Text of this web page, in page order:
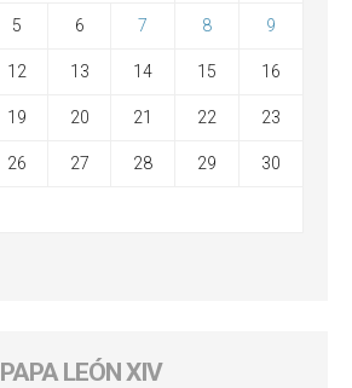
5 6 7 8 9
12 13 14 15 16
19 20 21 22 23
26 27 28 29 30
PAPA LEÓN XIV